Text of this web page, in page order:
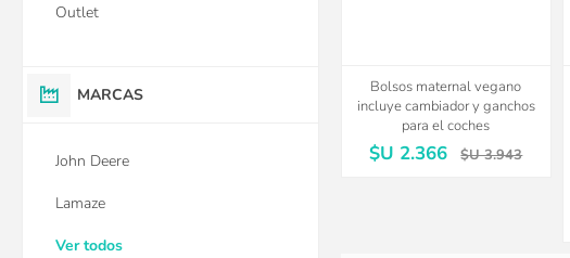
Bolsos maternal vegano
incluye cambiador y ganchos
para el coches
$U 2.366 $U 3.943
Outlet
MARCAS
John Deere
Lamaze
Ver todos